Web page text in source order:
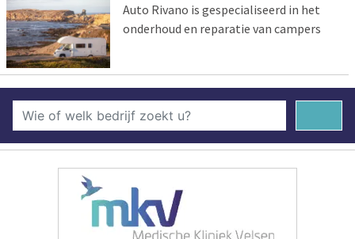
Auto Rivano is gespecialiseerd in het
onderhoud en reparatie van campers